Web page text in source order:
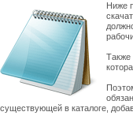
Ниже
Также
существующей в каталоге,